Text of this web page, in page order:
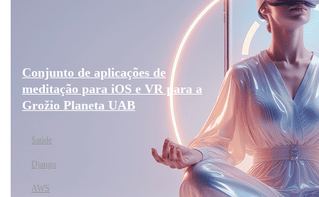
Conjunto de aplicações de
meditação para iOS e VR para a
Grožio Planeta UAB
Saúde
Django
AWS